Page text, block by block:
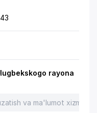
rayona
va ma'lumot